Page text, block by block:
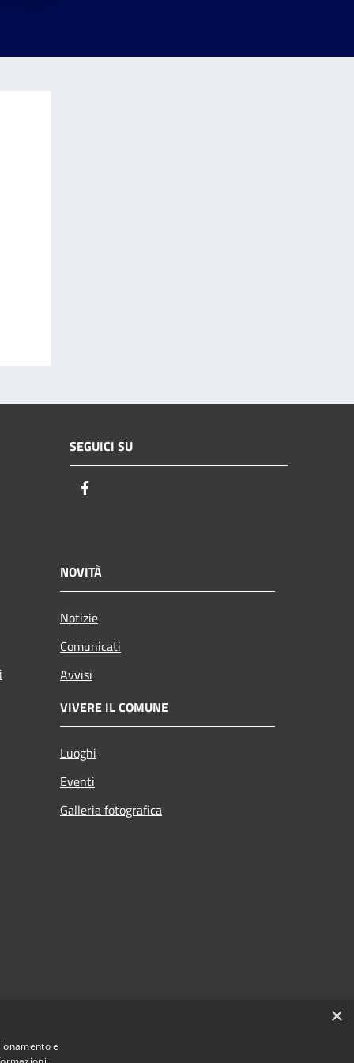
SEGUICI SU
NOVITÀ
Notizie
Comunicati
Avvisi
VIVERE IL COMUNE
Luoghi
Eventi
Galleria fotografica
×
e